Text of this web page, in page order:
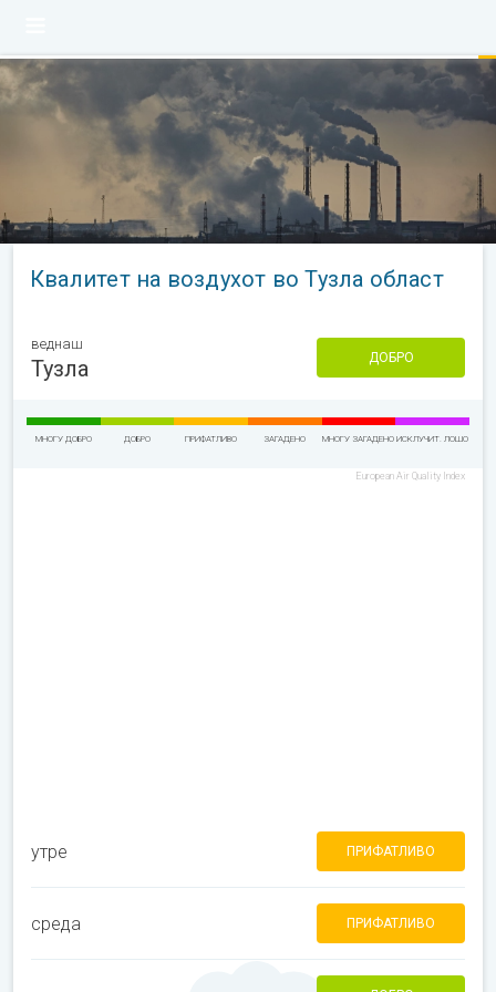
Квалитет на воздухот во Тузла област
веднаш
Тузла ДОБРО
МНОГУ ДОБРО ДОБРО ПРИФАТЛИВО ЗАГАДЕНО МНОГУ ЗАГАДЕНО ИСКЛУЧИТ. ЛОШО
European Air Quality Index
утре ПРИФАТЛИВО
среда ПРИФАТЛИВО